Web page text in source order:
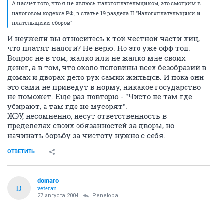
А насчет того, что я не явлюсь налогоплательщиком, это смотрим в
налоговом кодексе РФ, в статье 19 раздела II "Налогоплательщики и
плательщики сборов"
И неужели вы относитесь к той честной части лиц,
что платят налоги? Не верю. Но это уже офф топ.
Вопрос не в том, жалко или не жалко мне своих
денег, а в том, что около половины всех безобразий в
домах и дворах дело рук самих жильцов. И пока они
это сами не приведут в норму, никакое государство
не поможет. Еще раз повторю - "Чисто не там где
убирают, а там где не мусорят".
ЖЭУ, несомненно, несут ответственность в
пределелах своих обязанностей за дворы, но
начинать борьбу за чистоту нужно с себя.
ОТВЕТИТЬ
D
domaro
veteran
27 августа 2004 Penelopa